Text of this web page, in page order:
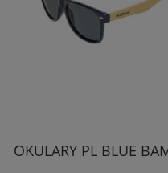
OKULARY PL BLUE